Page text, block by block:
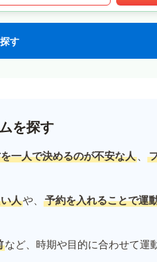
す
を探す
一人で決めるのが不安な人 、
人や、 予約を入れることで運
など、時期や目的に合わせて運